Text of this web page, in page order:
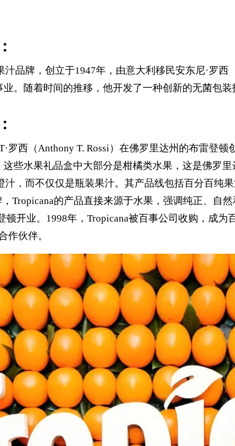
品牌，创立于1947年，由意大利移民安东尼·罗
。随着时间的推移，他开发了一种创新的无菌包
罗西（Anthony T. Rossi）在佛罗里达州的布雷登
些水果礼品盒中大部分是柑橘类水果，这是佛罗里
汁，而不仅仅是瓶装果汁。其产品线包括百分百纯
Tropicana的产品直接来源于水果，强调纯正、自然
顿开业。1998年，Tropicana被百事公司收购，成
作伙伴。